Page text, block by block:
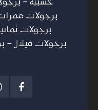
خشبية –
برجولات
برجولات
برجولات فيلال